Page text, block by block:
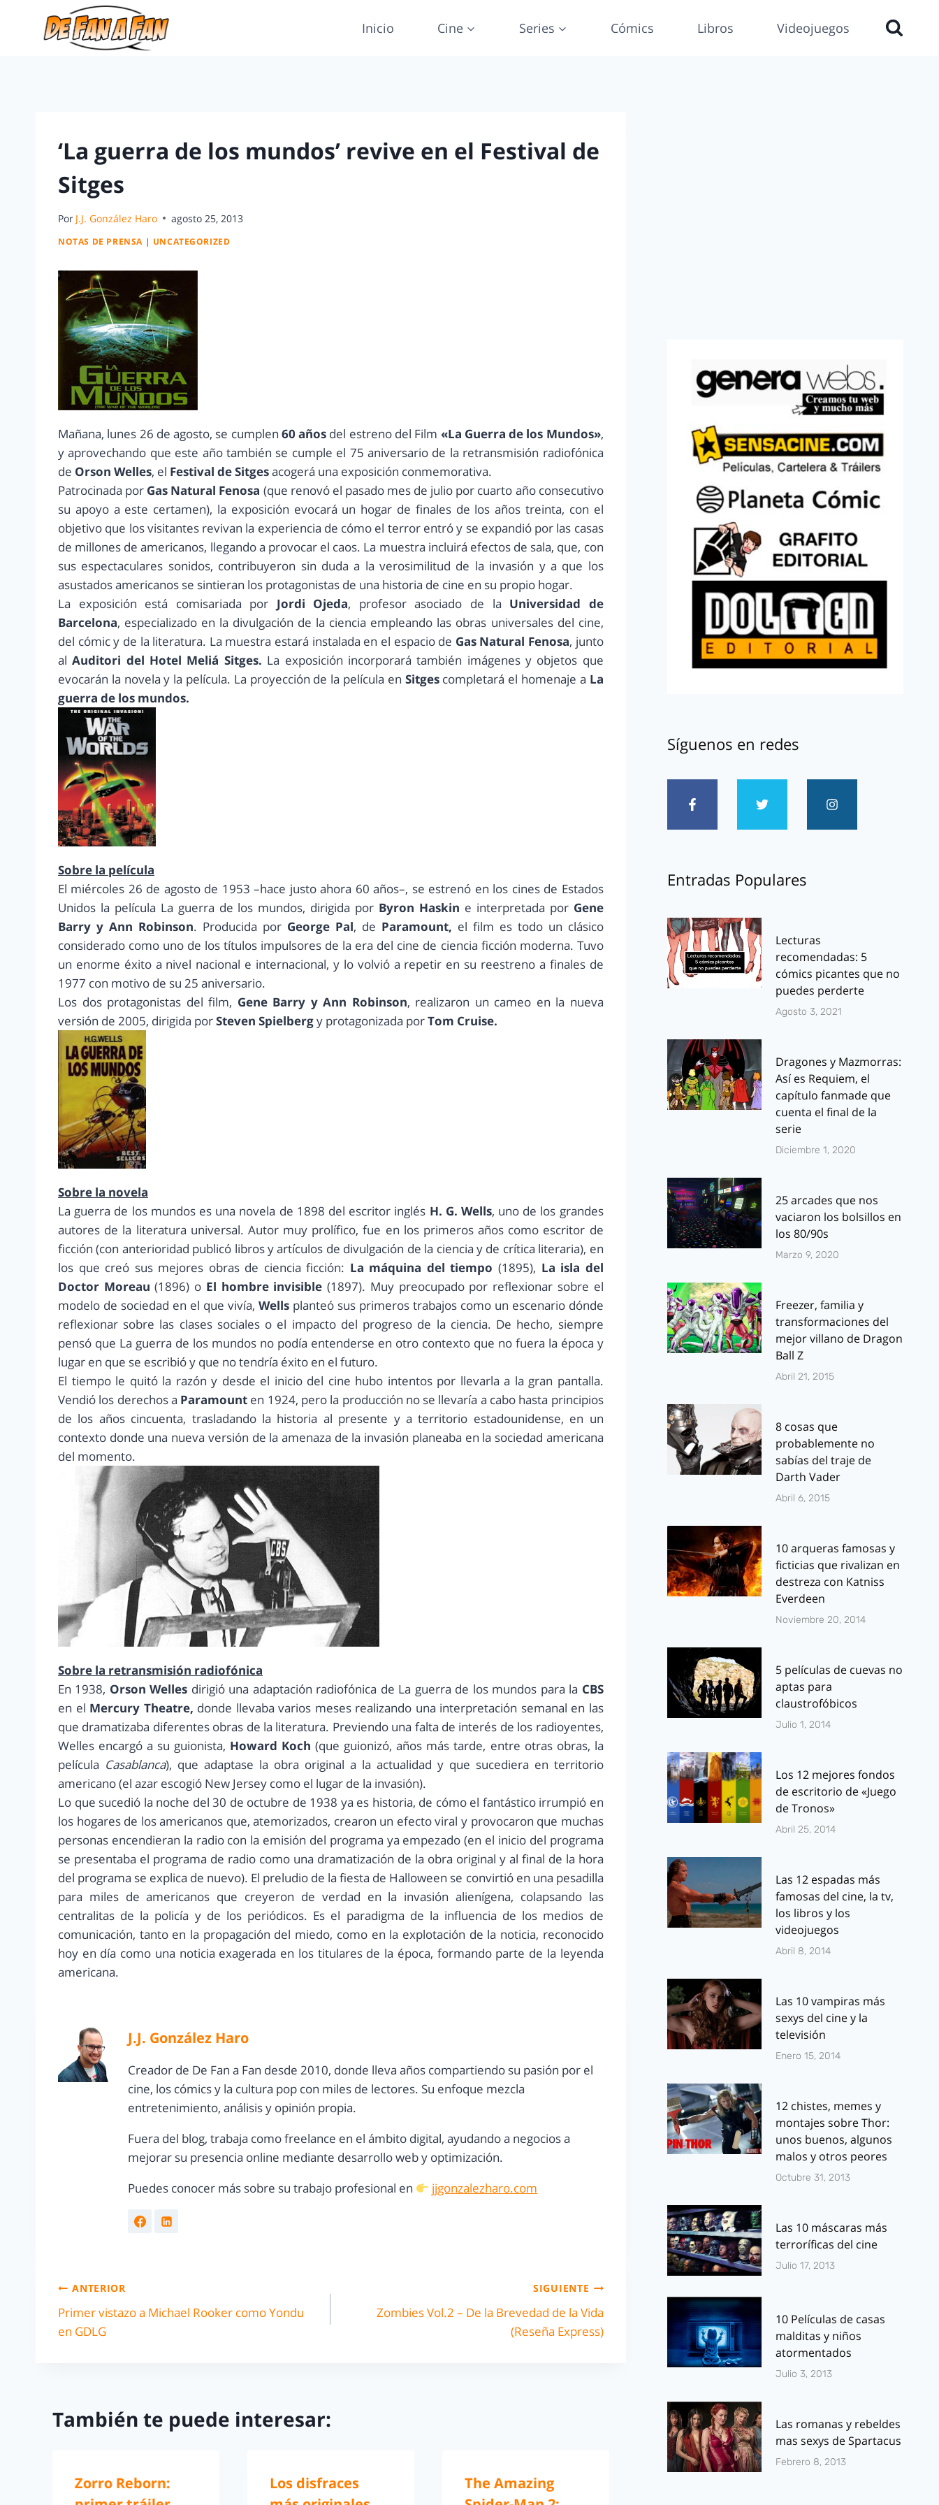
Inicio Cine Series Cómics Libros Videojuegos
‘La guerra de los mundos’ revive en el Festival de
Sitges
Por J.J. González Haro agosto 25, 2013
NOTAS DE PRENSA | UNCATEGORIZED
Mañana, lunes 26 de agosto, se cumplen 60 años del estreno del Film «La Guerra de los Mundos»,
y aprovechando que este año también se cumple el 75 aniversario de la retransmisión radiofónica
de Orson Welles, el Festival de Sitgesacogerá una exposición conmemorativa.
Patrocinada por Gas Natural Fenosa (que renovó el pasado mes de julio por cuarto año consecutivo
su apoyo a este certamen), la exposición evocará un hogar de finales de los años treinta, con el
objetivo que los visitantes revivan la experiencia de cómo el terror entró y se expandió por las casas
de millones de americanos, llegando a provocar el caos. La muestra incluirá efectos de sala, que, con
sus espectaculares sonidos, contribuyeron sin duda a la verosimilitud de la invasión y a que los
asustados americanos se sintieran los protagonistas de una historia de cine en su propio hogar.
La exposición está comisariada por Jordi Ojeda, profesor asociado de la Universidad de
Barcelona, especializado en la divulgación de la ciencia empleando las obras universales del cine,
del cómic y de la literatura. La muestra estará instalada en el espacio de Gas Natural Fenosa, junto
alAuditori del Hotel Meliá Sitges. La exposición incorporará también imágenes y objetos que
evocarán la novela y la película. La proyección de la película en Sitgescompletará el homenaje a La
guerra de los mundos.
Sobre la película
El miércoles 26 de agosto de 1953 –hace justo ahora 60 años–, se estrenó en los cines de Estados
Unidos la película La guerra de los mundos, dirigida por Byron Haskin e interpretada porGene
Barry y Ann Robinson. Producida por George Pal, de Paramount, el film es todo un clásico
considerado como uno de los títulos impulsores de la era del cine de ciencia ficción moderna. Tuvo
un enorme éxito a nivel nacional e internacional, y lo volvió a repetir en su reestreno a finales de
1977 con motivo de su 25 aniversario.
Los dos protagonistas del film, Gene Barry y Ann Robinson, realizaron un cameo en la nueva
versión de 2005, dirigida porSteven Spielbergy protagonizada porTom Cruise.
Sobre la novela
La guerra de los mundos es una novela de 1898 del escritor inglés H. G. Wells, uno de los grandes
autores de la literatura universal. Autor muy prolífico, fue en los primeros años como escritor de
ficción (con anterioridad publicó libros y artículos de divulgación de la ciencia y de crítica literaria), en
los que creó sus mejores obras de ciencia ficción: La máquina del tiempo (1895), La isla del
Doctor Moreau (1896) o El hombre invisible (1897). Muy preocupado por reflexionar sobre el
modelo de sociedad en el que vivía, Wellsplanteó sus primeros trabajos como un escenario dónde
reflexionar sobre las clases sociales o el impacto del progreso de la ciencia. De hecho, siempre
pensó que La guerra de los mundos no podía entenderse en otro contexto que no fuera la época y
lugar en que se escribió y que no tendría éxito en el futuro.
El tiempo le quitó la razón y desde el inicio del cine hubo intentos por llevarla a la gran pantalla.
Vendió los derechos a Paramount en 1924, pero la producción no se llevaría a cabo hasta principios
de los años cincuenta, trasladando la historia al presente y a territorio estadounidense, en un
contexto donde una nueva versión de la amenaza de la invasión planeaba en la sociedad americana
del momento.
Sobre la retransmisión radiofónica
En 1938, Orson Welles dirigió una adaptación radiofónica de La guerra de los mundos para la CBS
en el Mercury Theatre, donde llevaba varios meses realizando una interpretación semanal en las
que dramatizaba diferentes obras de la literatura. Previendo una falta de interés de los radioyentes,
Welles encargó a su guionista, Howard Koch(que guionizó, años más tarde, entre otras obras, la
película Casablanca), que adaptase la obra original a la actualidad y que sucediera en territorio
americano (el azar escogió New Jersey como el lugar de la invasión).
Lo que sucedió la noche del 30 de octubre de 1938 ya es historia, de cómo el fantástico irrumpió en
los hogares de los americanos que, atemorizados, crearon un efecto viral y provocaron que muchas
personas encendieran la radio con la emisión del programa ya empezado (en el inicio del programa
se presentaba el programa de radio como una dramatización de la obra original y al final de la hora
del programa se explica de nuevo). El preludio de la fiesta de Halloween se convirtió en una pesadilla
para miles de americanos que creyeron de verdad en la invasión alienígena, colapsando las
centralitas de la policía y de los periódicos. Es el paradigma de la influencia de los medios de
comunicación, tanto en la propagación del miedo, como en la explotación de la noticia, reconocido
hoy en día como una noticia exagerada en los titulares de la época, formando parte de la leyenda
americana.
J.J. González Haro
Creador de De Fan a Fan desde 2010, donde lleva años compartiendo su pasión por el
cine, los cómics y la cultura pop con miles de lectores. Su enfoque mezcla
entretenimiento, análisis y opinión propia.
Fuera del blog, trabaja como freelance en el ámbito digital, ayudando a negocios a
mejorar su presencia online mediante desarrollo web y optimización.
Puedes conocer más sobre su trabajo profesional en
jjgonzalezharo.com
ANTERIOR
Primer vistazo a Michael Rooker como Yondu
en GDLG
SIGUIENTE
Zombies Vol.2 – De la Brevedad de la Vida
(Reseña Express)
También te puede interesar:
Zorro Reborn:
Los disfraces
The Amazing
Síguenos en redes
Entradas Populares
Lecturas
recomendadas: 5
cómics picantes que no
puedes perderte
Agosto 3, 2021
Dragones y Mazmorras:
Así es Requiem, el
capítulo fanmade que
cuenta el final de la
serie
Diciembre 1, 2020
25 arcades que nos
vaciaron los bolsillos en
los 80/90s
Marzo 9, 2020
Freezer, familia y
transformaciones del
mejor villano de Dragon
Ball Z
Abril 21, 2015
8 cosas que
probablemente no
sabías del traje de
Darth Vader
Abril 6, 2015
10 arqueras famosas y
ficticias que rivalizan en
destreza con Katniss
Everdeen
Noviembre 20, 2014
5 películas de cuevas no
aptas para
claustrofóbicos
Julio 1, 2014
Los 12 mejores fondos
de escritorio de «Juego
de Tronos»
Abril 25, 2014
Las 12 espadas más
famosas del cine, la tv,
los libros y los
videojuegos
Abril 8, 2014
Las 10 vampiras más
sexys del cine y la
televisión
Enero 15, 2014
12 chistes, memes y
montajes sobre Thor:
unos buenos, algunos
malos y otros peores
Octubre 31, 2013
Las 10 máscaras más
terroríficas del cine
Julio 17, 2013
10 Películas de casas
malditas y niños
atormentados
Julio 3, 2013
Las romanas y rebeldes
mas sexys de Spartacus
Febrero 8, 2013